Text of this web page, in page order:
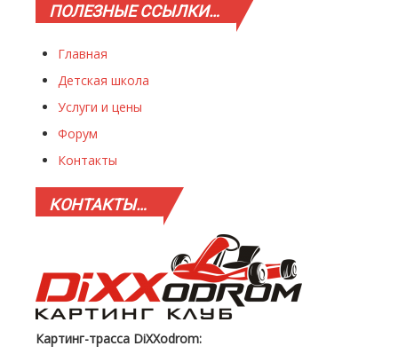
ПОЛЕЗНЫЕССЫЛКИ…
Главная
Детская школа
Услуги и цены
Форум
Контакты
КОНТАКТЫ…
Картинг-трасса DiXXodrom: